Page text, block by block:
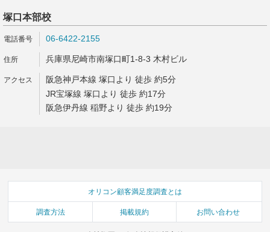
塚口本部校
06-6422-2155
兵庫県尼崎市南塚口町1-8-3 木村ビル
阪急神戸本線 塚口より 徒歩 約5分
JR宝塚線 塚口より 徒歩 約17分
阪急伊丹線 稲野より 徒歩 約19分
オリコン顧客満足度調査とは
調査方法 掲載規約 お問い合わせ